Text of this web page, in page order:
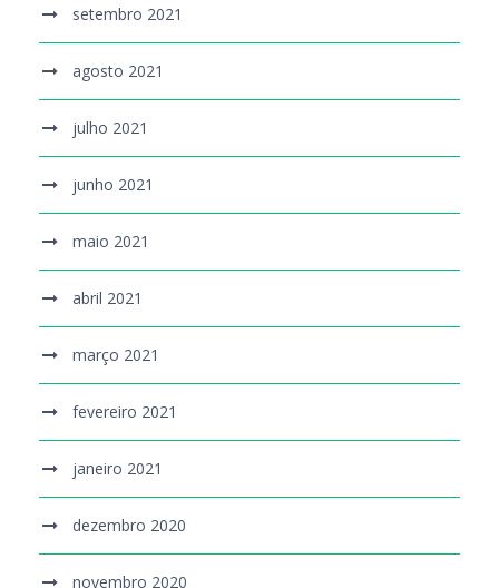
setembro 2021
agosto 2021
julho 2021
junho 2021
maio 2021
abril 2021
março 2021
fevereiro 2021
janeiro 2021
dezembro 2020
novembro 2020